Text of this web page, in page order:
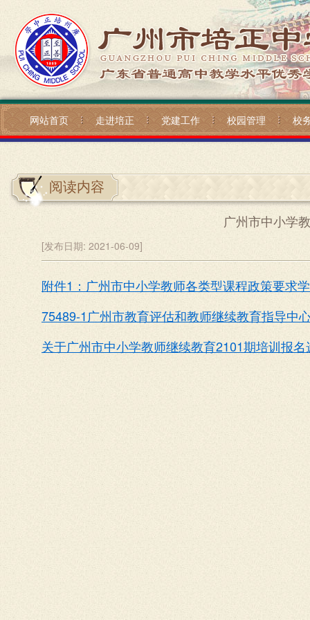
网站首页 走进培正 党建工作 校园管理 校
阅读内容
广州市中小学
[发布日期: 2021-06-09]
附件1：广州市中小学教师各类型课程政策要求
75489-1广州市教育评估和教师继续教育指导中
关于广州市中小学教师继续教育2101期培训报